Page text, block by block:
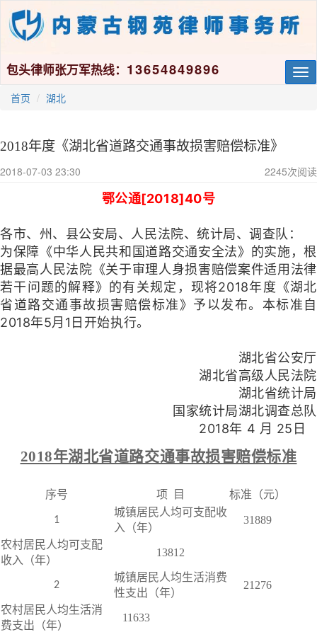
包头律师张万军热线： 13654849896
首页 湖北
2018年度《湖北省道路交通事故损害赔偿标准》
2018-07-03 23:30 2245次阅读
鄂公通[2018]40号
各市、州、县公安局、人民法院、统计局、调查队：
为保障《中华人民共和国道路交通安全法》的实施，根
据最高人民法院《关于审理人身损害赔偿案件适用法律
若干问题的解释》的有关规定，现将2018年度《湖北
省道路交通事故损害赔偿标准》予以发布。本标准自
2018年5月1日开始执行。
湖北省公安厅
湖北省高级人民法院
湖北省统计局
国家统计局湖北调查总队
2018年 4 月 25日
2018年湖北省道路交通事故损害赔偿标准
序号 项 目 标准（元）
1
城镇居民人均可支配收
入（年）
31889
农村居民人均可支配
收入（年）
13812
2
城镇居民人均生活消费
性支出（年）
21276
农村居民人均生活消
费支出（年）
11633